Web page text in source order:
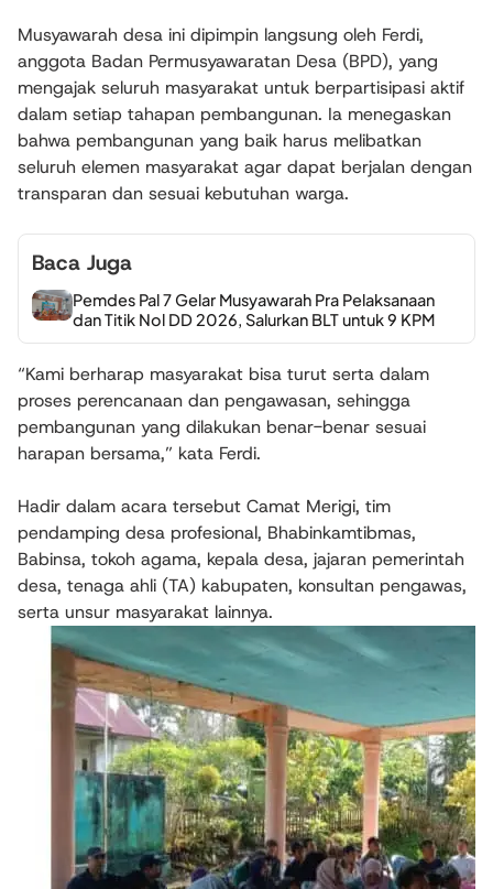
Musyawarah desa ini dipimpin langsung oleh Ferdi,
anggota Badan Permusyawaratan Desa (BPD), yang
mengajak seluruh masyarakat untuk berpartisipasi aktif
dalam setiap tahapan pembangunan. Ia menegaskan
bahwa pembangunan yang baik harus melibatkan
seluruh elemen masyarakat agar dapat berjalan dengan
transparan dan sesuai kebutuhan warga.
Baca Juga
Pemdes Pal 7 Gelar Musyawarah Pra Pelaksanaan
dan Titik Nol DD 2026, Salurkan BLT untuk 9 KPM
“Kami berharap masyarakat bisa turut serta dalam
proses perencanaan dan pengawasan, sehingga
pembangunan yang dilakukan benar-benar sesuai
harapan bersama,” kata Ferdi.
Hadir dalam acara tersebut Camat Merigi, tim
pendamping desa profesional, Bhabinkamtibmas,
Babinsa, tokoh agama, kepala desa, jajaran pemerintah
desa, tenaga ahli (TA) kabupaten, konsultan pengawas,
serta unsur masyarakat lainnya.